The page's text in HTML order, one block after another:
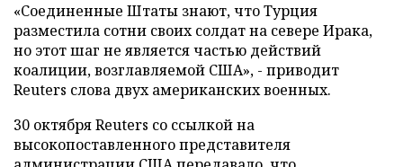
«Соединенные Штаты знают, что Турция
разместила сотни своих солдат на севере Ирака,
но этот шаг не является частью действий
коалиции, возглавляемой США», - приводит
Reuters слова двух американских военных.
30 октября Reuters со ссылкой на
высокопоставленного представителя